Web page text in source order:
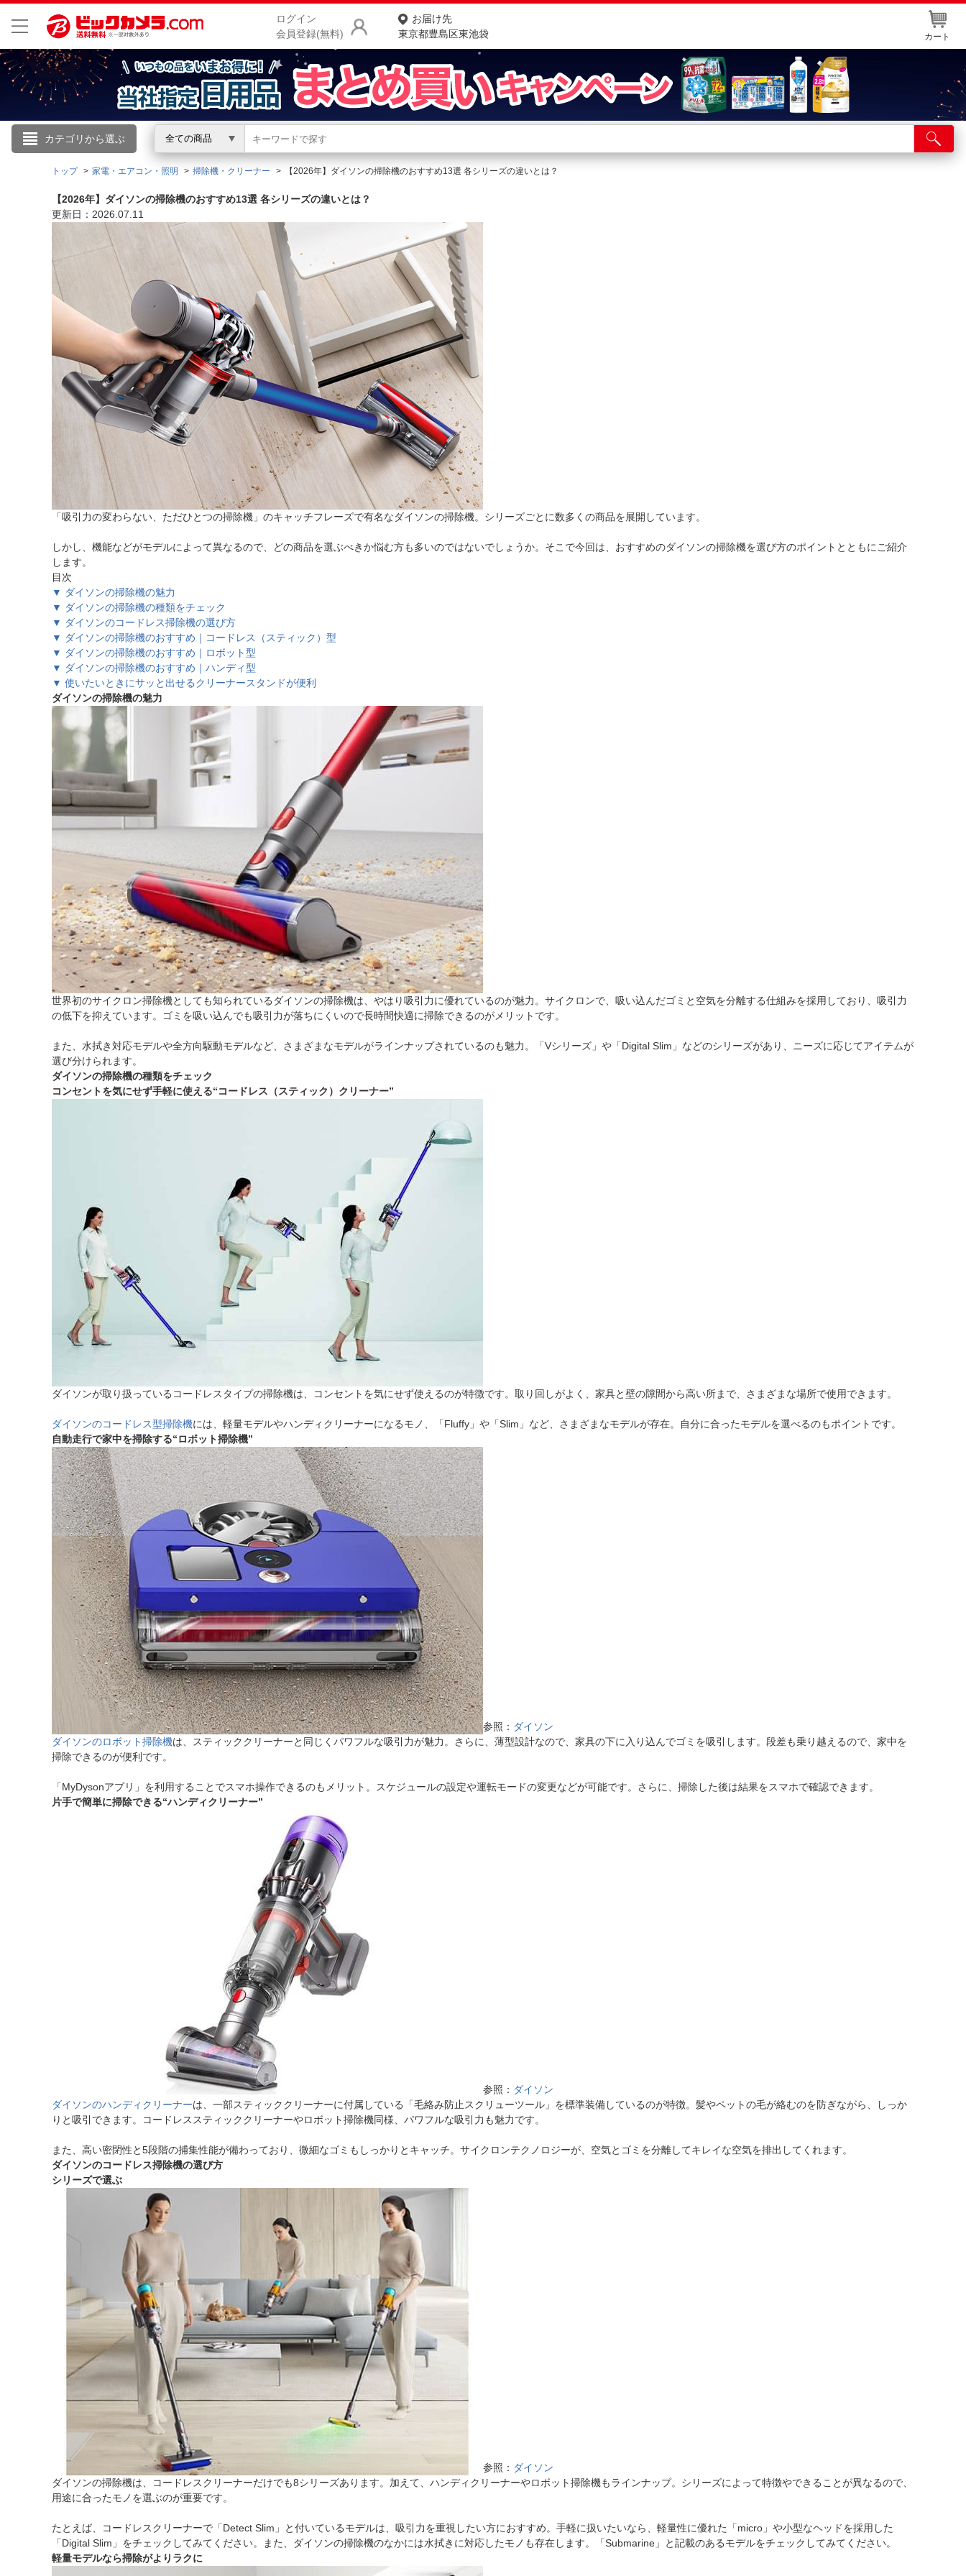
ログイン
会員登録(無料)
お届け先
東京都豊島区東池袋
カート
カテゴリから選ぶ 全ての商品
こんにちは
ログイン
新規会員登録
会員メニュー
お買いもの履歴
閲覧履歴
ほしいもの
お知らせ
商品をさがす
ランキングからさがす
お客様サポート
ご利用ガイド
よくある質問・お問合せ
ご利用規約
店舗サービス
ネット取り置き
トップ 家電・エアコン・照明 掃除機・クリーナー 【2026年】ダイソンの掃除機のおすすめ13選 各シリーズの違いとは？
【2026年】ダイソンの掃除機のおすすめ13選 各シリーズの違いとは？
更新日：2026.07.11
「吸引力の変わらない、ただひとつの掃除機」のキャッチフレーズで有名なダイソンの掃除機。シリーズごとに数多くの商品を展開しています。
しかし、機能などがモデルによって異なるので、どの商品を選ぶべきか悩む方も多いのではないでしょうか。そこで今回は、おすすめのダイソンの掃除機を選び方のポイントとともにご紹介
します。
目次
▼ ダイソンの掃除機の魅力
▼ ダイソンの掃除機の種類をチェック
▼ ダイソンのコードレス掃除機の選び方
▼ ダイソンの掃除機のおすすめ｜コードレス（スティック）型
▼ ダイソンの掃除機のおすすめ｜ロボット型
▼ ダイソンの掃除機のおすすめ｜ハンディ型
▼ 使いたいときにサッと出せるクリーナースタンドが便利
ダイソンの掃除機の魅力
世界初のサイクロン掃除機としても知られているダイソンの掃除機は、やはり吸引力に優れているのが魅力。サイクロンで、吸い込んだゴミと空気を分離する仕組みを採用しており、吸引力
の低下を抑えています。ゴミを吸い込んでも吸引力が落ちにくいので長時間快適に掃除できるのがメリットです。
また、水拭き対応モデルや全方向駆動モデルなど、さまざまなモデルがラインナップされているのも魅力。「Vシリーズ」や「Digital Slim」などのシリーズがあり、ニーズに応じてアイテムが
選び分けられます。
ダイソンの掃除機の種類をチェック
コンセントを気にせず手軽に使える“コードレス（スティック）クリーナー”
ダイソンが取り扱っているコードレスタイプの掃除機は、コンセントを気にせず使えるのが特徴です。取り回しがよく、家具と壁の隙間から高い所まで、さまざまな場所で使用できます。
ダイソンのコードレス型掃除機には、軽量モデルやハンディクリーナーになるモノ、「Fluffy」や「Slim」など、さまざまなモデルが存在。自分に合ったモデルを選べるのもポイントです。
自動走行で家中を掃除する“ロボット掃除機”
参照： ダイソン
ダイソンのロボット掃除機は、スティッククリーナーと同じくパワフルな吸引力が魅力。さらに、薄型設計なので、家具の下に入り込んでゴミを吸引します。段差も乗り越えるので、家中を
掃除できるのが便利です。
「MyDysonアプリ」を利用することでスマホ操作できるのもメリット。スケジュールの設定や運転モードの変更などが可能です。さらに、掃除した後は結果をスマホで確認できます。
片手で簡単に掃除できる“ハンディクリーナー”
参照： ダイソン
ダイソンのハンディクリーナーは、一部スティッククリーナーに付属している「毛絡み防止スクリューツール」を標準装備しているのが特徴。髪やペットの毛が絡むのを防ぎながら、しっか
りと吸引できます。コードレススティッククリーナーやロボット掃除機同様、パワフルな吸引力も魅力です。
また、高い密閉性と5段階の捕集性能が備わっており、微細なゴミもしっかりとキャッチ。サイクロンテクノロジーが、空気とゴミを分離してキレイな空気を排出してくれます。
ダイソンのコードレス掃除機の選び方
シリーズで選ぶ
参照： ダイソン
ダイソンの掃除機は、コードレスクリーナーだけでも8シリーズあります。加えて、ハンディクリーナーやロボット掃除機もラインナップ。シリーズによって特徴やできることが異なるので、
用途に合ったモノを選ぶのが重要です。
たとえば、コードレスクリーナーで「Detect Slim」と付いているモデルは、吸引力を重視したい方におすすめ。手軽に扱いたいなら、軽量性に優れた「micro」や小型なヘッドを採用した
「Digital Slim」をチェックしてみてください。また、ダイソンの掃除機のなかには水拭きに対応したモノも存在します。「Submarine」と記載のあるモデルをチェックしてみてください。
軽量モデルなら掃除がよりラクに